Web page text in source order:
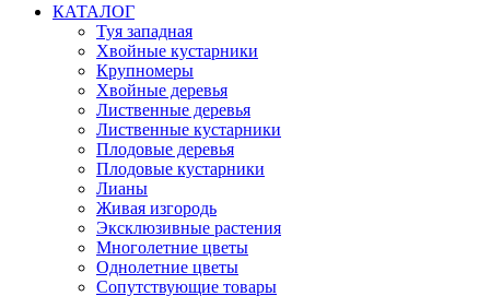
КАТАЛОГ
Туя западная
Хвойные кустарники
Крупномеры
Хвойные деревья
Лиственные деревья
Лиственные кустарники
Плодовые деревья
Плодовые кустарники
Лианы
Живая изгородь
Эксклюзивные растения
Многолетние цветы
Однолетние цветы
Сопутствующие товары